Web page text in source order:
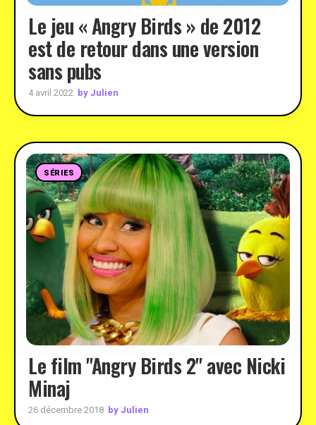
Le jeu « Angry Birds » de 2012
est de retour dans une version
sans pubs
4 avril 2022 by Julien
SÉRIES
Le film "Angry Birds 2" avec Nicki
Minaj
26 décembre 2018 by Julien